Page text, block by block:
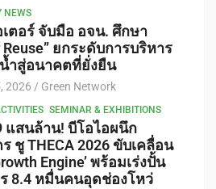
NEWS
ตอร์ จับมือ อจน. ศึกษา
Reuse” ยกระดับการบริหาร
ำสู่อนาคตที่ยั่งยืน
2026 Green Network
SEMINAR & EXHIBITIONS
แสนล้าน! บีโอไอผนึก
ชู THECA 2026 ขับเคลื่อน
Engine’ พร้อมเร่งปั้น
8.4 หมื่นคนอุดช่องโหว่